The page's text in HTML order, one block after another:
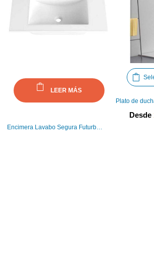
LEER MÁS
Desde